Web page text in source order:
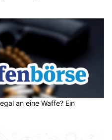
an eine Waffe? Ein